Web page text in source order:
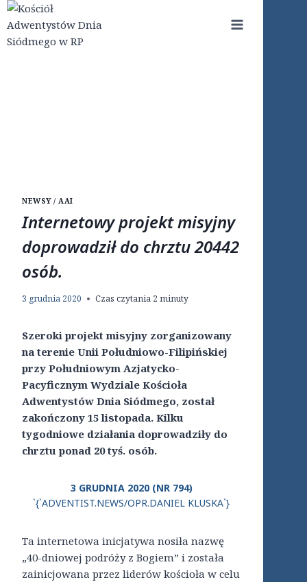
Przejdź
do
treści
NEWSY / AAI
Internetowy projekt misyjny
doprowadził do chrztu 20442
osób.
3 grudnia 2020 Czas czytania 2 minuty
Szeroki projekt misyjny zorganizowany
na terenie Unii Południowo-Filipińskiej
przy Południowym Azjatycko-
Pacyficznym Wydziale Kościoła
Adwentystów Dnia Siódmego, został
zakończony 15 listopada. Kilku
tygodniowe działania doprowadziły do
chrztu ponad 20 tyś. osób.
3 GRUDNIA 2020 (NR 794)
`{`ADVENTIST.NEWS/OPR.DANIEL KLUSKA`}
Ta internetowa inicjatywa nosiła nazwę
„40-dniowej podróży z Bogiem” i została
zainicjowana przez liderów kościoła w celu